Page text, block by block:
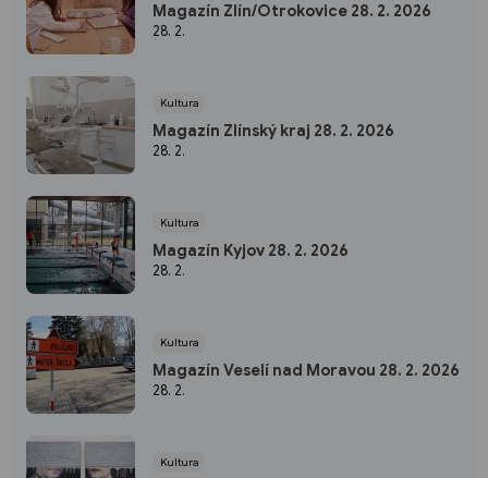
Magazín Zlín/Otrokovice 28. 2. 2026
28. 2.
Kultura
Magazín Zlínský kraj 28. 2. 2026
28. 2.
Kultura
Magazín Kyjov 28. 2. 2026
28. 2.
Kultura
Magazín Veselí nad Moravou 28. 2. 2026
28. 2.
Kultura